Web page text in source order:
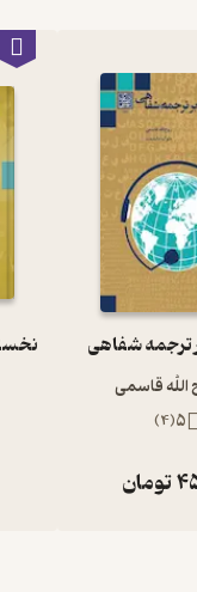
ترجمه شفاهی
الله قاسمی
5
(
4
)
تومان